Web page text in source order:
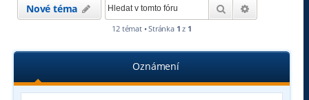
Nové téma Hledat
12 témat • Stránka 1 z 1
Oznámení